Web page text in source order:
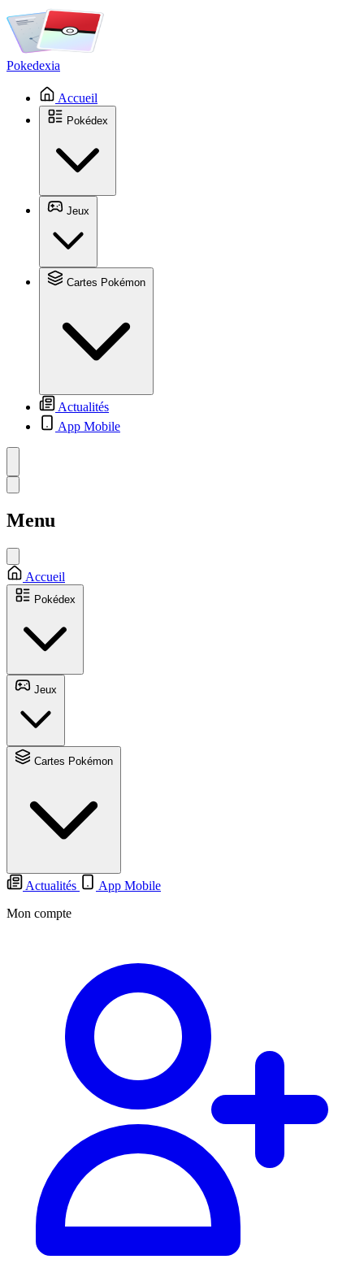
Pokedexia
Accueil
Actualités
App Mobile
Menu
Accueil
Actualités
App Mobile
Mon compte